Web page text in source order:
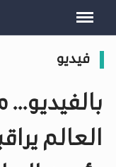
فيديو
العالم